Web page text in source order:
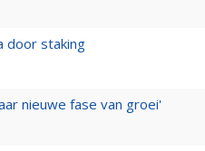
door staking
nieuwe fase van groei'